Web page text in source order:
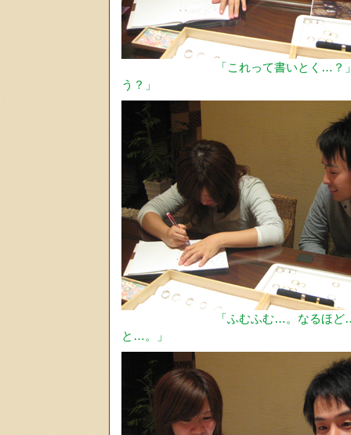
「これって書いとく…？
う？」
「ふむふむ…。なるほ
と…。」